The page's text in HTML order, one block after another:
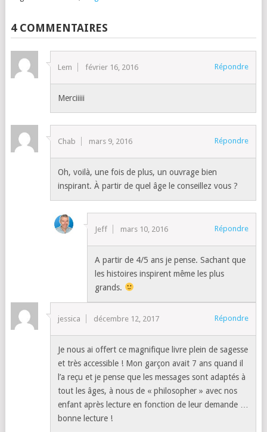
4 COMMENTAIRES
Lem février 16, 2016 Répondre
Merciiiii
Chab mars 9, 2016 Répondre
Oh, voilà, une fois de plus, un ouvrage bien
inspirant. À partir de quel âge le conseillez vous ?
Jeff mars 10, 2016 Répondre
A partir de 4/5 ans je pense. Sachant que
les histoires inspirent même les plus
grands.
jessica décembre 12, 2017 Répondre
Je nous ai offert ce magnifique livre plein de sagesse
et très accessible ! Mon garçon avait 7 ans quand il
l’a reçu et je pense que les messages sont adaptés à
tout les âges, à nous de « philosopher » avec nos
enfant après lecture en fonction de leur demande …
bonne lecture !